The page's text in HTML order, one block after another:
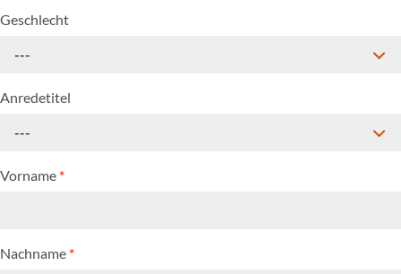
Geschlecht
---
Anredetitel
---
Vorname *
Nachname *